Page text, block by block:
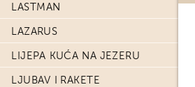
LASTMAN
LAZARUS
LIJEPA KUĆA NA JEZERU
LJUBAV I RAKETE